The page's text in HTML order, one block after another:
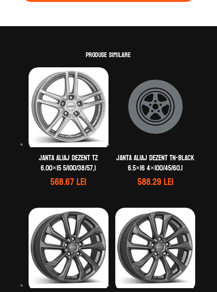
Produse similare
Janta aliaj DEZENT TZ
6.00×15 5/100/38/57,1
568.67lei
Janta aliaj DEZENT TN-black
6.5×16 4×100/45/60.1
588.29lei